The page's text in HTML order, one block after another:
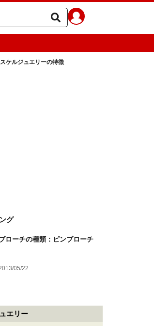
ケルジュエリーの特徴
グ
ローチの種類：ピンブローチ
05/22
エリー